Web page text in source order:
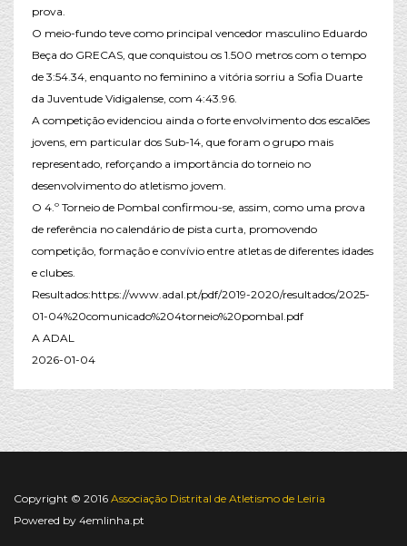
prova.
O meio-fundo teve como principal vencedor masculino Eduardo
Beça do GRECAS, que conquistou os 1.500 metros com o tempo
de 3:54.34, enquanto no feminino a vitória sorriu a Sofia Duarte
da Juventude Vidigalense, com 4:43.96.
A competição evidenciou ainda o forte envolvimento dos escalões
jovens, em particular dos Sub-14, que foram o grupo mais
representado, reforçando a importância do torneio no
desenvolvimento do atletismo jovem.
O 4.º Torneio de Pombal confirmou-se, assim, como uma prova
de referência no calendário de pista curta, promovendo
competição, formação e convívio entre atletas de diferentes idades
e clubes.
Resultados:https://www.adal.pt/pdf/2019-2020/resultados/2025-
01-04%20comunicado%204torneio%20pombal.pdf
A ADAL
2026-01-04
Copyright © 2016 Associação Distrital de Atletismo de Leiria
Powered by 4emlinha.pt